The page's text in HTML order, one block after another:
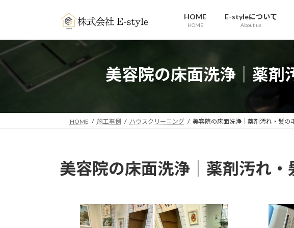
ン
ツ
へ
プ
ー
シ
ョ
動
HOME
HOME
E-styleについて
About us
美容院の床面洗浄｜薬剤
HOME 施工事例 ハウスクリーニング 美容院の床面洗浄｜薬剤汚れ・髪の
美容院の床面洗浄｜薬剤汚れ・